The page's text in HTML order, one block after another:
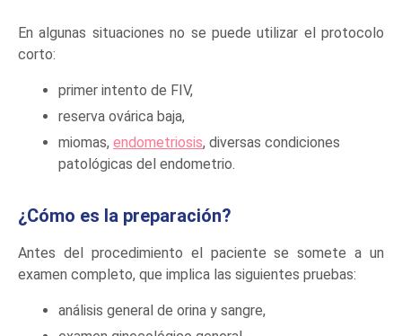
En algunas situaciones no se puede utilizar el protocolo
corto:
primer intento de FIV,
reserva ovárica baja,
miomas, endometriosis, diversas condiciones
patológicas del endometrio.
¿Cómo es la preparación?
Antes del procedimiento el paciente se somete a un
examen completo, que implica las siguientes pruebas:
análisis general de orina y sangre,